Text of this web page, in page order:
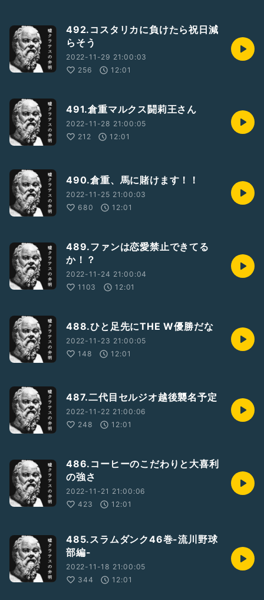
492.コスタリカに負けたら祝日減
らそう
2022-11-29 21:00:03
256
12:01
491.倉重マルクス闘莉王さん
2022-11-28 21:00:05
212
12:01
490.倉重、馬に賭けます！！
2022-11-25 21:00:03
680
12:01
489.ファンは恋愛禁止できてる
か！？
2022-11-24 21:00:04
1103
12:01
488.ひと足先にTHE W優勝だな
2022-11-23 21:00:05
148
12:01
487.二代目セルジオ越後襲名予定
2022-11-22 21:00:06
248
12:01
486.コーヒーのこだわりと大喜利
の強さ
2022-11-21 21:00:06
423
12:01
485.スラムダンク46巻-流川野球
部編-
2022-11-18 21:00:05
344
12:01